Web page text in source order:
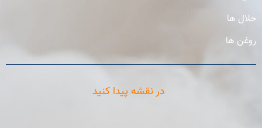
حلال ها
روغن ها
در نقشه پیدا کنید